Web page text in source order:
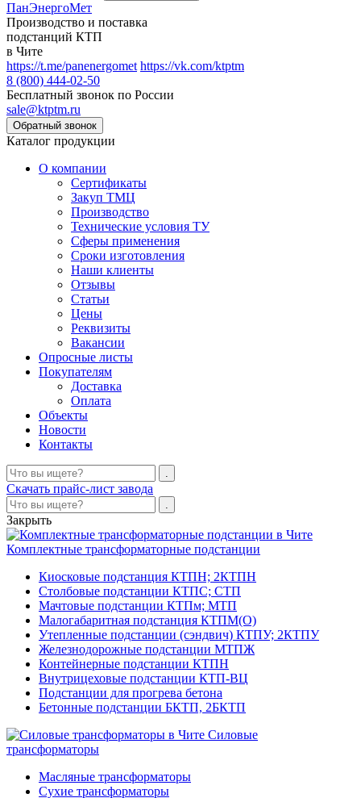
ПанЭнергоМет
Производство и поставка
подстанций КТП
в Чите
https://t.me/panenergomet https://vk.com/ktptm
8 (800) 444-02-50
Бесплатный звонок по России
sale@ktptm.ru
Каталог продукции
О компании
Сертификаты
Закуп ТМЦ
Производство
Технические условия ТУ
Сферы применения
Сроки изготовления
Наши клиенты
Отзывы
Статьи
Цены
Реквизиты
Вакансии
Опросные листы
Покупателям
Доставка
Оплата
Объекты
Новости
Контакты
Скачать прайс-лист завода
Закрыть
Комплектные трансформаторные подстанции
Киосковые подстанция КТПН; 2КТПН
Столбовые подстанции КТПС; СТП
Мачтовые подстанции КТПм; МТП
Малогабаритная подстанция КТПМ(О)
Утепленные подстанции (сэндвич) КТПУ; 2КТПУ
Железнодорожные подстанции МТПЖ
Контейнерные подстанции КТПН
Внутрицеховые подстанции КТП-ВЦ
Подстанции для прогрева бетона
Бетонные подстанции БКТП, 2БКТП
Силовые
трансформаторы
Масляные трансформаторы
Сухие трансформаторы